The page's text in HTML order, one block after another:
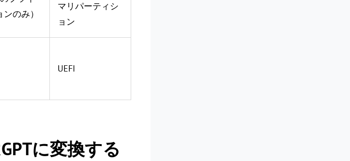
のみ）
マリパーティシ
ョン
UEFI
に変換する